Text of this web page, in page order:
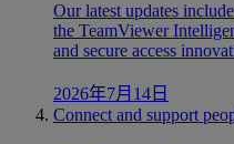
Our latest updates
the TeamViewer
and secure access
2026年7月14日
Connect and support